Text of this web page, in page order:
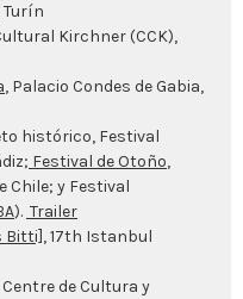
Turín
Kirchner (CCK),
, Palacio Condes de Gabia,
histórico, Festival
Festival de Otoño,
Chile; y Festival
). Trailer
Bitti], 17th Istanbul
Centre de Cultura y